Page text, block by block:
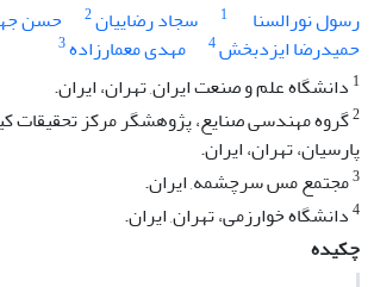
رسول نورالسنا
1 سجاد رضاییان2 حسن
حمیدرضا ایزدبخش4 مهدی معمارزاده3
1 دانشگاه علم و صنعت ایران, تهران، ایران.
2گروه مهندسی صنایع، پژوهشگر مرکز تحقیقات
پارسیان، تهران، ایران.
3مجتمع مس سرچشمه, ایران.
4دانشگاه خوارزمی، تهران, ایران.
چکیده